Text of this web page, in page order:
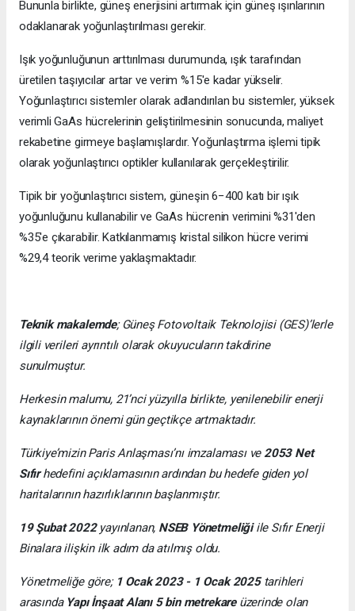
Bununla birlikte, güneş enerjisini artırmak için güneş ışınlarının
odaklanarak yoğunlaştırılması gerekir.
Işık yoğunluğunun arttırılması durumunda, ışık tarafından
üretilen taşıyıcılar artar ve verim %15'e kadar yükselir.
Yoğunlaştırıcı sistemler olarak adlandırılan bu sistemler, yüksek
verimli GaAs hücrelerinin geliştirilmesinin sonucunda, maliyet
rekabetine girmeye başlamışlardır. Yoğunlaştırma işlemi tipik
olarak yoğunlaştırıcı optikler kullanılarak gerçekleştirilir.
Tipik bir yoğunlaştırıcı sistem, güneşin 6−400 katı bir ışık
yoğunluğunu kullanabilir ve GaAs hücrenin verimini %31'den
%35'e çıkarabilir. Katkılanmamış kristal silikon hücre verimi
%29,4 teorik verime yaklaşmaktadır.
Teknik makalemde; Güneş Fotovoltaik Teknolojisi (GES)’lerle
ilgili verileri ayrıntılı olarak okuyucuların takdirine
sunulmuştur.
Herkesin malumu, 21’nci yüzyılla birlikte, yenilenebilir enerji
kaynaklarının önemi gün geçtikçe artmaktadır.
Türkiye’mizin Paris Anlaşması’nı imzalaması ve2053 Net
Sıfırhedefini açıklamasının ardından bu hedefe giden yol
haritalarının hazırlıklarının başlanmıştır.
19 Şubat 2022 yayınlanan, NSEB Yönetmeliğiile Sıfır Enerji
Binalara ilişkin ilk adım da atılmış oldu.
Yönetmeliğe göre; 1 Ocak 2023 - 1 Ocak 2025 tarihleri
arasında Yapı İnşaat Alanı 5 bin metrekare üzerinde olan